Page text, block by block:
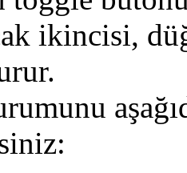
ikincisi,